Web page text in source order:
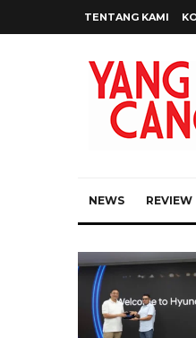
TENTANG KAMI
NEWS REVIEW